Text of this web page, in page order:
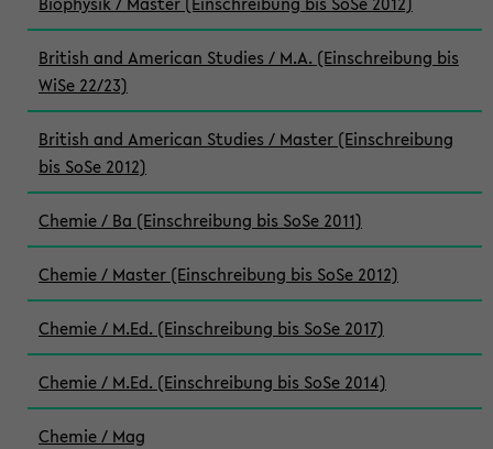
British and American Studies / M.A. (Einschreibung bis
WiSe 22/23)
British and American Studies / Master (Einschreibung
bis SoSe 2012)
Chemie / Ba (Einschreibung bis SoSe 2011)
Chemie / Master (Einschreibung bis SoSe 2012)
Chemie / M.Ed. (Einschreibung bis SoSe 2017)
Chemie / M.Ed. (Einschreibung bis SoSe 2014)
Chemie / Mag